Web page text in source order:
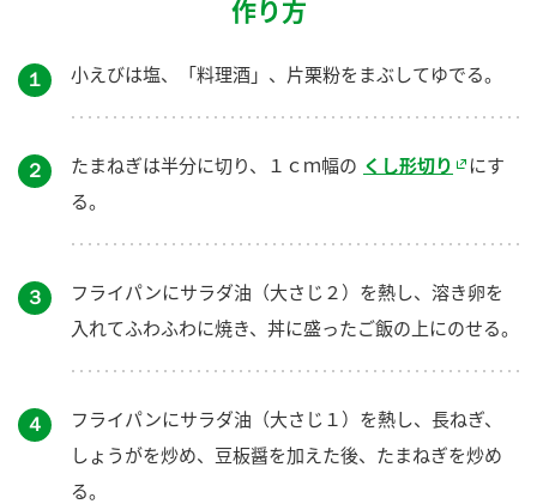
作り方
１ 小えびは塩、「料理酒」、片栗粉をまぶしてゆでる。
２ たまねぎは半分に切り、１ｃｍ幅の くし形切り
にす
る。
３
フライパンにサラダ油（大さじ２）を熱し、溶き卵を
入れてふわふわに焼き、丼に盛ったご飯の上にのせる。
４
フライパンにサラダ油（大さじ１）を熱し、長ねぎ、
しょうがを炒め、豆板醤を加えた後、たまねぎを炒め
る。